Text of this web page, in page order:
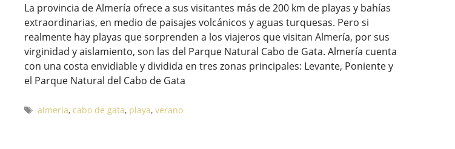
La provincia de Almería ofrece a sus visitantes más de 200 km de playas y bahías
extraordinarias, en medio de paisajes volcánicos y aguas turquesas. Pero si
realmente hay playas que sorprenden a los viajeros que visitan Almería, por sus
virginidad y aislamiento, son las del Parque Natural Cabo de Gata. Almería cuenta
con una costa envidiable y dividida en tres zonas principales: Levante, Poniente y
el Parque Natural del Cabo de Gata
Etiquetas
almeria, cabo de gata, playa, verano